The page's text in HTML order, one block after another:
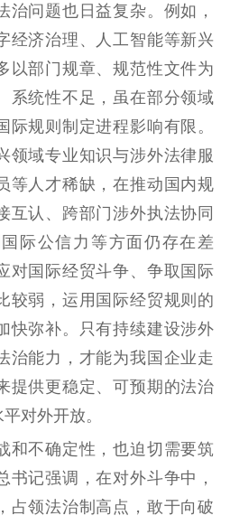
治问题也日益复杂。例如，
经济治理、人工智能等新兴
以部门规章、规范性文件为
系统性不足，虽在部分领域
际规则制定进程影响有限。
领域专业知识与涉外法律服
等人才稀缺，在推动国内规
互认、跨部门涉外执法协同
际公信力等方面仍存在差
对国际经贸斗争、争取国际
较弱，运用国际经贸规则的
快弥补。只有持续建设涉外
治能力，才能为我国企业走
提供更稳定、可预期的法治
对外开放。
不确定性，也迫切需要筑
书记强调，在对外斗争中，
占领法治制高点，敢于向破